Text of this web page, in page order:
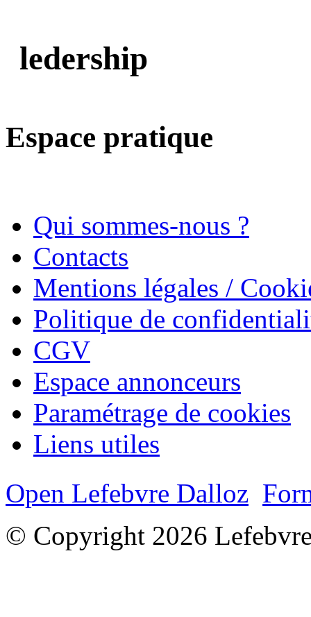
ledership
Espace pratique
Qui sommes-nous ?
Contacts
Mentions légales /
Politique de
CGV
Espace annonceurs
Paramétrage de cookies
Liens utiles
Open Lefebvre Dalloz
© Copyright 2026